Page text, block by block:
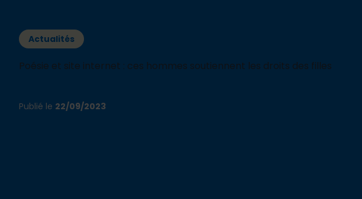
Actualités
Poésie et site internet : ces hommes soutiennent les droits des filles
Publié le 22/09/2023